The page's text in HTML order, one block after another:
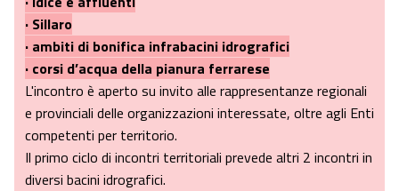
· Sillaro
· ambiti di bonifica infrabacini idrografici
· corsi d’acqua della pianura ferrarese
L'incontro è aperto su invito alle rappresentanze regionali
e provinciali delle organizzazioni interessate, oltre agli Enti
competenti per territorio.
Il primo ciclo di incontri territoriali prevede altri 2 incontri in
diversi bacini idrografici.